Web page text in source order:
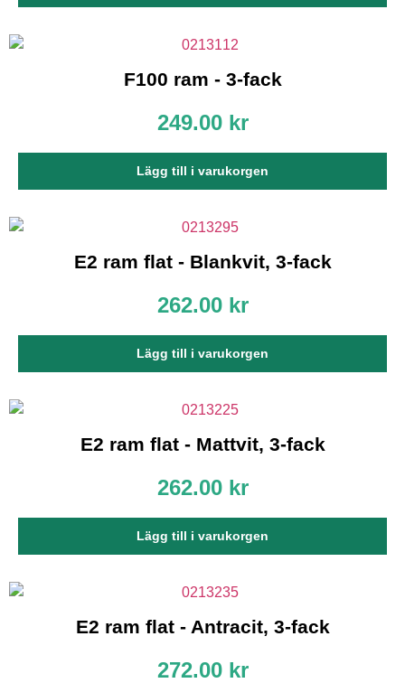
F100 ram - 3-fack
249.00 kr
Lägg till i varukorgen
E2 ram flat - Blankvit, 3-fack
262.00 kr
Lägg till i varukorgen
E2 ram flat - Mattvit, 3-fack
262.00 kr
Lägg till i varukorgen
E2 ram flat - Antracit, 3-fack
272.00 kr